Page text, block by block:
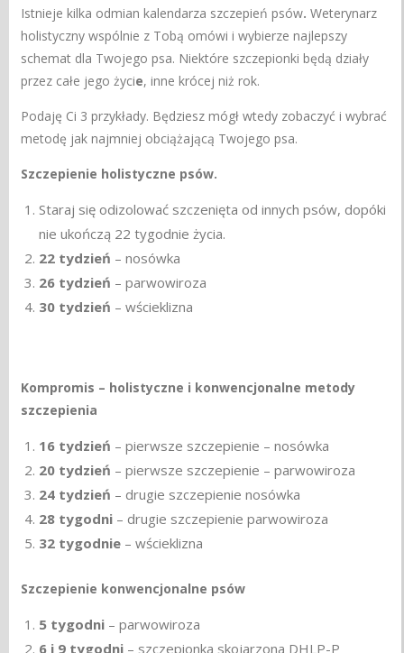
Istnieje kilka odmian kalendarza szczepień psów. Weterynarz
holistyczny wspólnie z Tobą omówi i wybierze najlepszy
schemat dla Twojego psa. Niektóre szczepionki będą działy
przez całe jego życie, inne krócej niż rok.
Podaję Ci 3 przykłady. Będziesz mógł wtedy zobaczyć i wybrać
metodę jak najmniej obciążającą Twojego psa.
Szczepienie holistyczne psów.
Staraj się odizolować szczenięta od innych psów, dopóki
nie ukończą 22 tygodnie życia.
22 tydzień – nosówka
26 tydzień – parwowiroza
30 tydzień – wścieklizna
Kompromis – holistyczne i konwencjonalne metody
szczepienia
16 tydzień – pierwsze szczepienie – nosówka
20 tydzień – pierwsze szczepienie – parwowiroza
24 tydzień – drugie szczepienie nosówka
28 tygodni – drugie szczepienie parwowiroza
32 tygodnie – wścieklizna
Szczepienie konwencjonalne psów
5 tygodni – parwowiroza
6 i 9 tygodni – szczepionka skojarzona DHLP-P